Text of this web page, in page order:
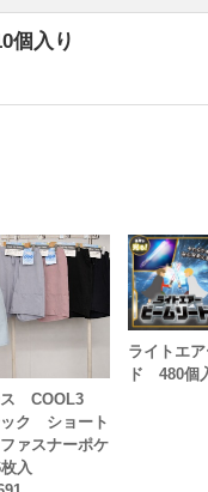
入り
ス COOL3
ック ショート
ァスナーポケ
入
ライトエ
ド 480個